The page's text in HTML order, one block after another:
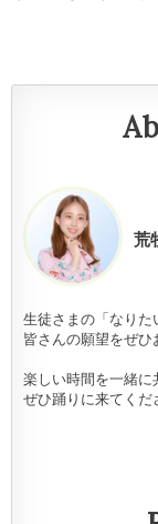
荒
生徒さまの「なりた
皆さんの願望をぜひ
楽しい時間を一緒に
ぜひ踊りに来てく